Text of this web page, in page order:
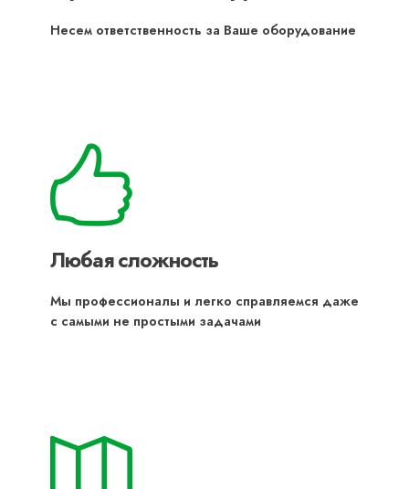
Несем ответственность за Ваше оборудование
Любая сложность
Мы профессионалы и легко справляемся даже
с самыми не простыми задачами